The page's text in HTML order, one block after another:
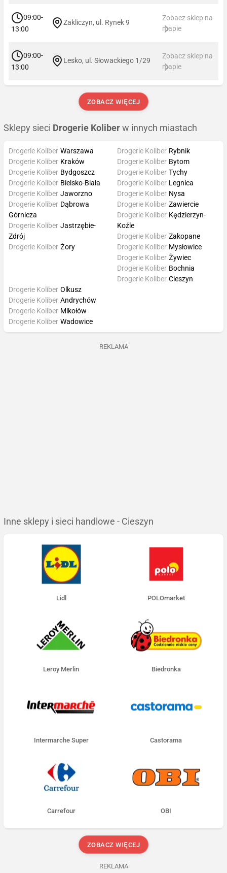
09:00-
13:00
Zakliczyn, ul. Rynek 9
Zobacz sklep na
mapie
09:00-
13:00
Lesko, ul. Słowackiego 1/29
Zobacz sklep na
mapie
ZOBACZ WIĘCEJ
Sklepy sieci Drogerie Koliber w innych miastach
Drogerie Koliber Warszawa
Drogerie Koliber Kraków
Drogerie Koliber Bydgoszcz
Drogerie Koliber Bielsko-Biała
Drogerie Koliber Rybnik
Drogerie Koliber Bytom
Drogerie Koliber Tychy
Drogerie Koliber Legnica
Drogerie Koliber Jaworzno
Drogerie Koliber Dąbrowa
Górnicza
Drogerie Koliber Jastrzębie-
Zdrój
Drogerie Koliber Żory
Drogerie Koliber Nysa
Drogerie Koliber Zawiercie
Drogerie Koliber Kędzierzyn-
Koźle
Drogerie Koliber Zakopane
Drogerie Koliber Mysłowice
Drogerie Koliber Żywiec
Drogerie Koliber Bochnia
Drogerie Koliber Cieszyn
Drogerie Koliber Olkusz
Drogerie Koliber Andrychów
Drogerie Koliber Mikołów
Drogerie Koliber Wadowice
REKLAMA
Inne sklepy i sieci handlowe - Cieszyn
Lidl POLOmarket
Leroy Merlin Biedronka
Intermarche Super Castorama
Carrefour OBI
ZOBACZ WIĘCEJ
REKLAMA